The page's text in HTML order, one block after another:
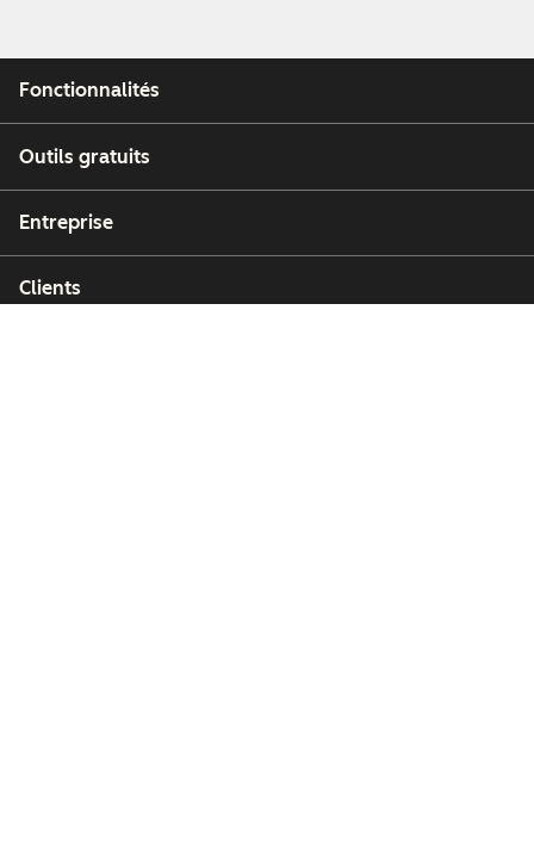
Fonctionnalités
Outils gratuits
Entreprise
Clients